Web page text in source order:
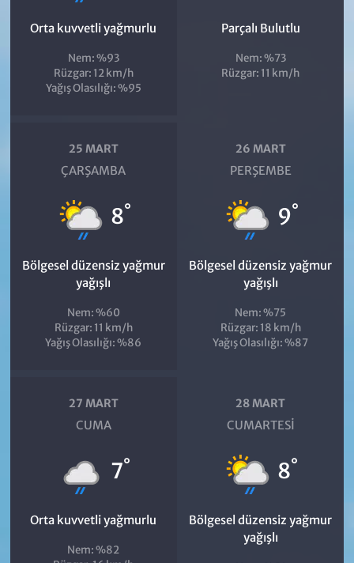
Orta kuvvetli yağmurlu
Nem: %93
Rüzgar: 12 km/h
Yağış Olasılığı: %95
Parçalı Bulutlu
Nem: %73
Rüzgar: 11 km/h
25 MART
ÇARŞAMBA
8°
Bölgesel düzensiz yağmur
yağışlı
Nem: %60
Rüzgar: 11 km/h
Yağış Olasılığı: %86
26 MART
PERŞEMBE
9°
Bölgesel düzensiz yağmur
yağışlı
Nem: %75
Rüzgar: 18 km/h
Yağış Olasılığı: %87
27 MART
CUMA
7°
Orta kuvvetli yağmurlu
Nem: %82
28 MART
CUMARTESI
8°
Bölgesel düzensiz yağmur
yağışlı